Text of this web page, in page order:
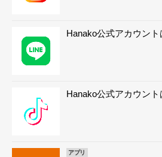
Hanako公式アカウント
Hanako公式アカウント
アプリ